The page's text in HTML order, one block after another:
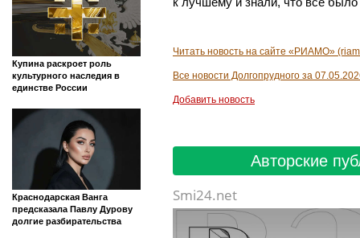
Купина раскроет роль
культурного наследия в
единстве России
Краснодарская Ванга
предсказала Павлу Дурову
долгие разбирательства
Читать новость на сайте «РИАМО»
Все новости Долгопрудного за
Добавить новость
Авторские
Smi24.net